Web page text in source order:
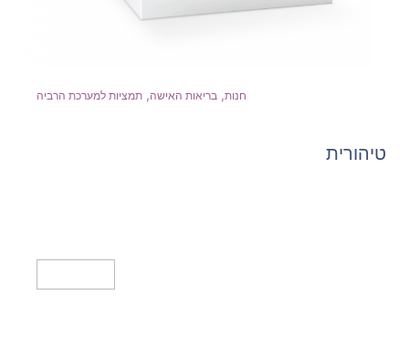
חנות, בריאות האישה, תמציות למערכת הרביה
טיהורית